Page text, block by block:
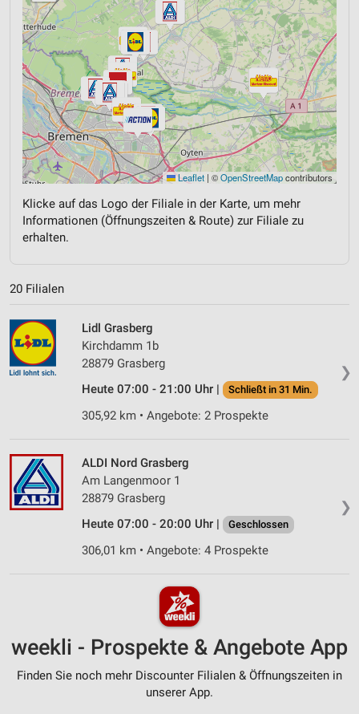
Leaflet | ©OpenStreetMapcontributors
Klicke auf das Logo der Filiale in der Karte, um mehr
Informationen (Öffnungszeiten & Route) zur Filiale zu
erhalten.
20 Filialen
❯
Lidl Grasberg
Kirchdamm 1b
28879 Grasberg
Heute 07:00 - 21:00 Uhr |
Schließt in 31 Min.
305,92 km • Angebote: 2 Prospekte
❯
ALDI Nord Grasberg
Am Langenmoor 1
28879 Grasberg
Heute 07:00 - 20:00 Uhr |
Geschlossen
306,01 km • Angebote: 4 Prospekte
weekli - Prospekte & Angebote App
Finden Sie noch mehr Discounter Filialen & Öffnungszeiten in
unserer App.